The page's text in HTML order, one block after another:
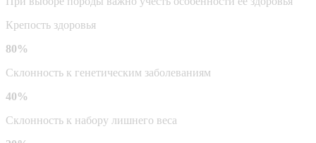
Крепость здоровья
80%
Склонность к генетическим заболеваниям
40%
Склонность к набору лишнего веса